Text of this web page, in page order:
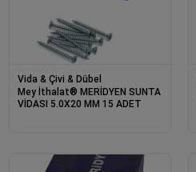
Vida & Çivi & Dübel
Mey İthalat® MERİDYEN SUNTA
VİDASI 5.0X20 MM 15 ADET